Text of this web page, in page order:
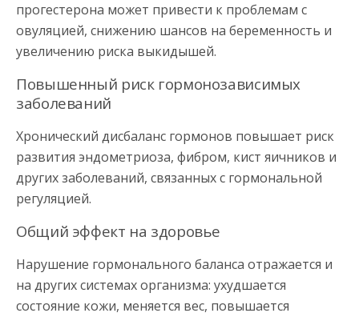
прогестерона может привести к проблемам с
овуляцией, снижению шансов на беременность и
увеличению риска выкидышей.
Повышенный риск гормонозависимых
заболеваний
Хронический дисбаланс гормонов повышает риск
развития эндометриоза, фибром, кист яичников и
других заболеваний, связанных с гормональной
регуляцией.
Общий эффект на здоровье
Нарушение гормонального баланса отражается и
на других системах организма: ухудшается
состояние кожи, меняется вес, повышается